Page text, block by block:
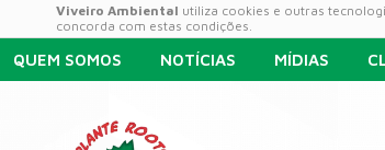
Viveiro Ambiental utiliza cookies e outras
concorda com estas condições.
QUEM SOMOS NOTÍCIAS MÍDIAS